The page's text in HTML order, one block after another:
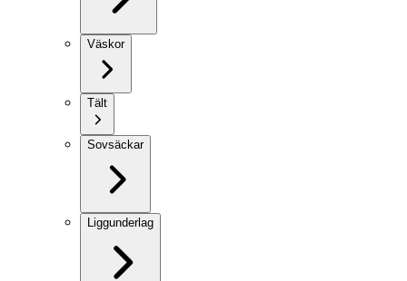
Väskor
Tält
Sovsäckar
Liggunderlag